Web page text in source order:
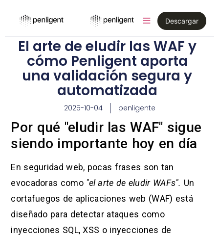
Descargar
El arte de eludir las WAF y
cómo Penligent aporta
una validación segura y
automatizada
2025-10-04 penligente
Por qué "eludir las WAF" sigue
siendo importante hoy en día
En seguridad web, pocas frases son tan
evocadoras como "el arte de eludir WAFs". Un
cortafuegos de aplicaciones web (WAF) está
diseñado para detectar ataques como
inyecciones SQL, XSS o inyecciones de